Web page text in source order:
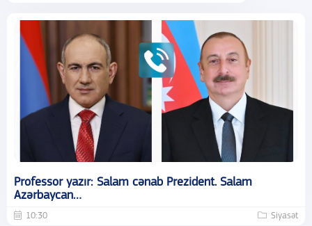
Professor yazır: Salam cənab Prezident. Salam
Azərbaycan…
10:30 Siyasət